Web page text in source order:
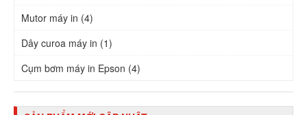
Mutor máy in (4)
Dây curoa máy in (1)
Cụm bơm máy in Epson (4)